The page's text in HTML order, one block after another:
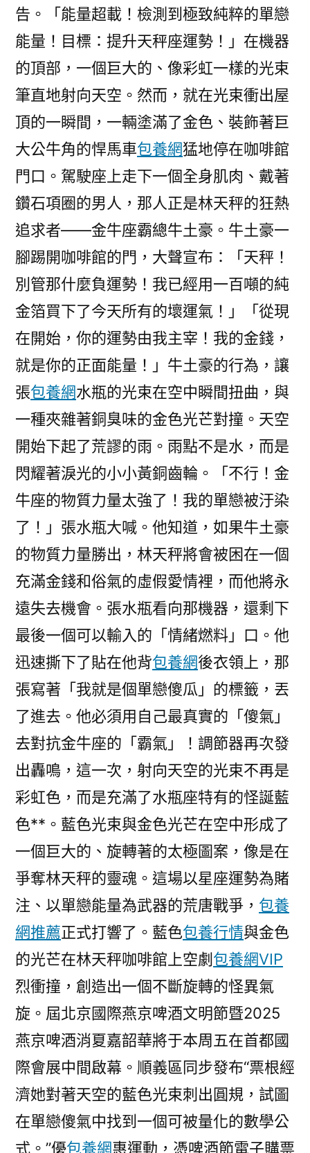
告。「能量超載！檢測到極致純粹的單戀
能量！目標：提升天秤座運勢！」在機器
的頂部，一個巨大的、像彩虹一樣的光束
筆直地射向天空。然而，就在光束衝出屋
頂的一瞬間，一輛塗滿了金色、裝飾著巨
大公牛角的悍馬車包養網猛地停在咖啡館
門口。駕駛座上走下一個全身肌肉、戴著
鑽石項圈的男人，那人正是林天秤的狂熱
追求者——金牛座霸總牛土豪。牛土豪一
腳踢開咖啡館的門，大聲宣布：「天秤！
別管那什麼負運勢！我已經用一百噸的純
金箔買下了今天所有的壞運氣！」「從現
在開始，你的運勢由我主宰！我的金錢，
就是你的正面能量！」牛土豪的行為，讓
張包養網水瓶的光束在空中瞬間扭曲，與
一種夾雜著銅臭味的金色光芒對撞。天空
開始下起了荒謬的雨。雨點不是水，而是
閃耀著淚光的小小黃銅齒輪。「不行！金
牛座的物質力量太強了！我的單戀被汙染
了！」張水瓶大喊。他知道，如果牛土豪
的物質力量勝出，林天秤將會被困在一個
充滿金錢和俗氣的虛假愛情裡，而他將永
遠失去機會。張水瓶看向那機器，還剩下
最後一個可以輸入的「情緒燃料」口。他
迅速撕下了貼在他背包養網後衣領上，那
張寫著「我就是個單戀傻瓜」的標籤，丟
了進去。他必須用自己最真實的「傻氣」
去對抗金牛座的「霸氣」！調節器再次發
出轟鳴，這一次，射向天空的光束不再是
彩虹色，而是充滿了水瓶座特有的怪誕藍
色**。藍色光束與金色光芒在空中形成了
一個巨大的、旋轉著的太極圖案，像是在
爭奪林天秤的靈魂。這場以星座運勢為賭
注、以單戀能量為武器的荒唐戰爭， 包養
網推薦正式打響了。藍色包養行情與金色
的光芒在林天秤咖啡館上空劇包養網VIP
烈衝撞，創造出一個不斷旋轉的怪異氣
旋。屆北京國際燕京啤酒文明節暨2025
燕京啤酒消夏嘉韶華將于本周五在首都國
際會展中間啟幕。順義區同步發布“票根經
濟她對著天空的藍色光束刺出圓規，試圖
在單戀傻氣中找到一個可被量化的數學公
式。”優包養網惠運動，憑啤酒節電子購票